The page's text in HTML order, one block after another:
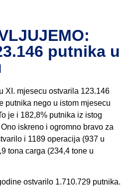
putnika u
XI. mjesecu ostvarila 123.146
putnika nego u istom mjesecu
je i 182,8% putnika iz istog
iskreno i ogromno bravo za
i 1189 operacija (937 u
tona carga (234,4 tone u
ostvarilo 1.710.729 putnika.